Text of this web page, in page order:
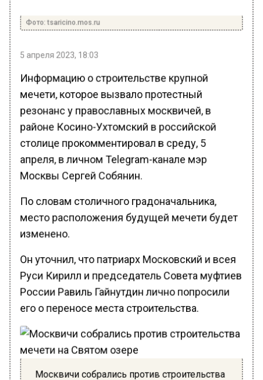
Фото: tsaricino.mos.ru
5 апреля 2023, 18:03
Информацию о строительстве крупной
мечети, которое вызвало протестный
резонанс у православных москвичей, в
районе Косино-Ухтомский в российской
столице прокомментировал в среду, 5
апреля, в личном Telegram-канале мэр
Москвы Сергей Собянин.
По словам столичного градоначальника,
место расположения будущей мечети будет
изменено.
Он уточнил, что патриарх Московский и всея
Руси Кирилл и председатель Совета муфтиев
России Равиль Гайнутдин лично попросили
его о переносе места строительства.
Москвичи собрались против строительства